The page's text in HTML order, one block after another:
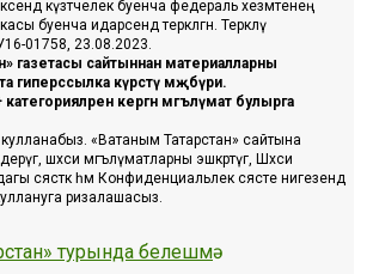
күзәтчелек буенча федераль хезмәтенең
буенча идарәсендә теркәлгән. Теркәлү
01758, 23.08.2023.
газетасы сайтыннан материалларны
гиперссылка күрсәтү мәҗбүри.
кергән мәгълүмат булырга
«Ватаным Татарстан» сайтына
шәхси мәгълүматларны эшкәртүгә, Шәхси
сәясәткә һәм Конфиденциальлек сәясәте нигезендә
ризалашасыз.
турында белешмә